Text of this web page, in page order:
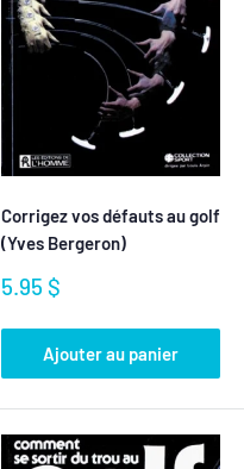
Corrigez vos défauts au golf
(Yves Bergeron)
Prix
5.95 $
Ajouter au panier